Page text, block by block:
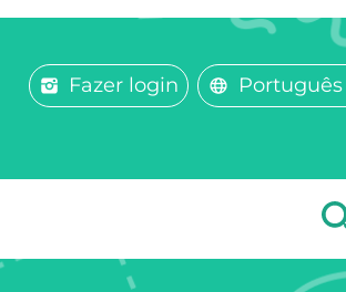
Fazer login Português